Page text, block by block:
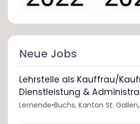
Neue Jobs
Lehrstelle als Kauffrau/
Dienstleistung &
Lernende•Buchs, Kanton St.